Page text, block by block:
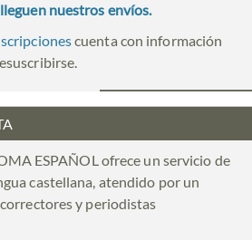
nuestros envíos.
cuenta con información
ESPAÑOL ofrece un servicio de
castellana, atendido por un
y periodistas